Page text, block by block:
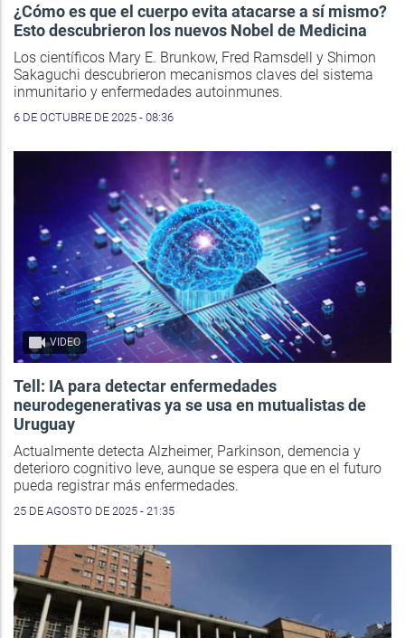
¿Cómo es que el cuerpo evita atacarse a sí mismo?
Esto descubrieron los nuevos Nobel de Medicina
Los científicos Mary E. Brunkow, Fred Ramsdell y Shimon
Sakaguchi descubrieron mecanismos claves del sistema
inmunitario y enfermedades autoinmunes.
6 DE OCTUBRE DE 2025 - 08:36
VIDEO
Tell: IA para detectar enfermedades
neurodegenerativas ya se usa en mutualistas de
Uruguay
Actualmente detecta Alzheimer, Parkinson, demencia y
deterioro cognitivo leve, aunque se espera que en el futuro
pueda registrar más enfermedades.
25 DE AGOSTO DE 2025 - 21:35